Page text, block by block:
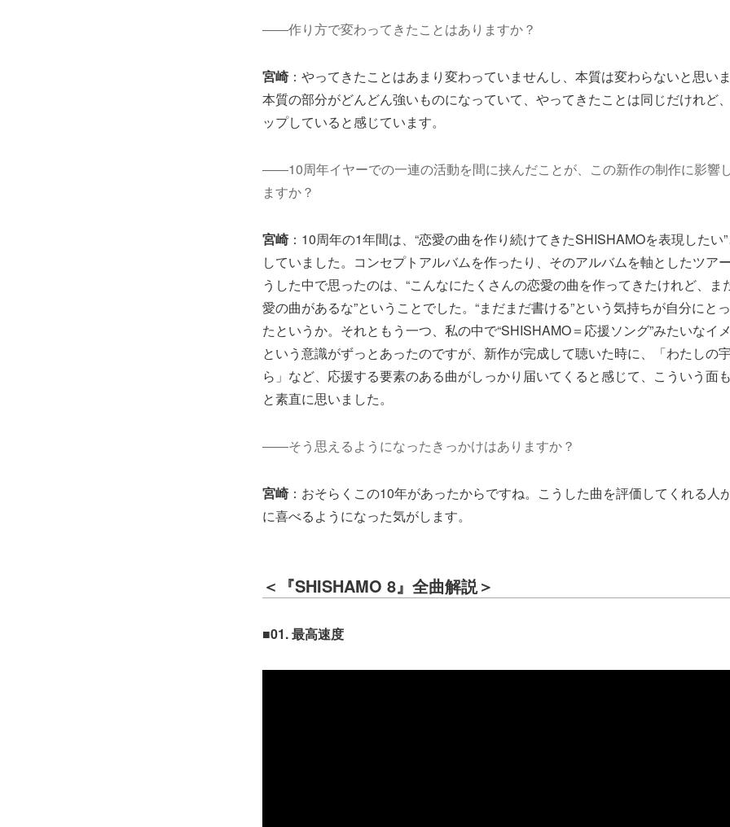
――作り方で変わってきたことはありますか？
宮崎：やってきたことはあまり変わっていませんし、本質は変わらないと思いま
本質の部分がどんどん強いものになっていて、やってきたことは同じだけれど
ップしていると感じています。
――10周年イヤーでの一連の活動を間に挟んだことが、この新作の制作に影響
ますか？
宮崎：10周年の1年間は、“恋愛の曲を作り続けてきたSHISHAMOを表現したい
していました。コンセプトアルバムを作ったり、そのアルバムを軸としたツア
うした中で思ったのは、“こんなにたくさんの恋愛の曲を作ってきたけれど、ま
愛の曲があるな”ということでした。“まだまだ書ける”という気持ちが自分にと
たというか。それともう一つ、私の中で“SHISHAMO＝応援ソング”みたいなイ
という意識がずっとあったのですが、新作が完成して聴いた時に、「わたしの
ら」など、応援する要素のある曲がしっかり届いてくると感じて、こういう面
と素直に思いました。
――そう思えるようになったきっかけはありますか？
宮崎：おそらくこの10年があったからですね。こうした曲を評価してくれる人
に喜べるようになった気がします。
＜『SHISHAMO 8』全曲解説＞
■01. 最高速度